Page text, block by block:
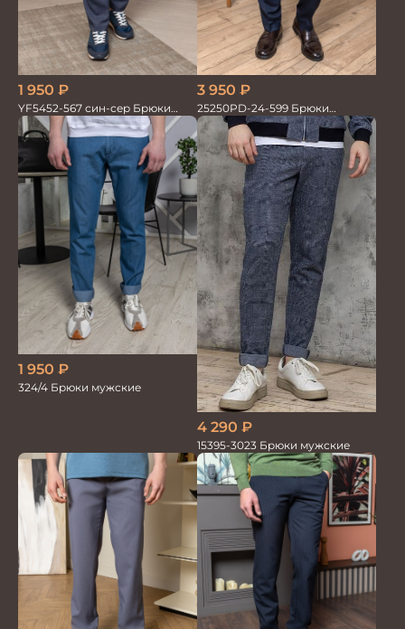
1 950 ₽
YF5452-567 син-сер Брюки
мужские
3 950 ₽
25250PD-24-599 Брюки
мужские
1 950 ₽
324/4 Брюки мужские
4 290 ₽
15395-3023 Брюки мужские